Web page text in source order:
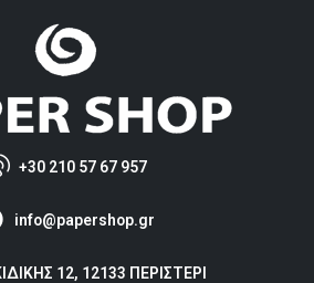
+30 210 57 67 957
info@papershop.gr
12, 12133 ΠΕΡΙΣΤΕΡΙ